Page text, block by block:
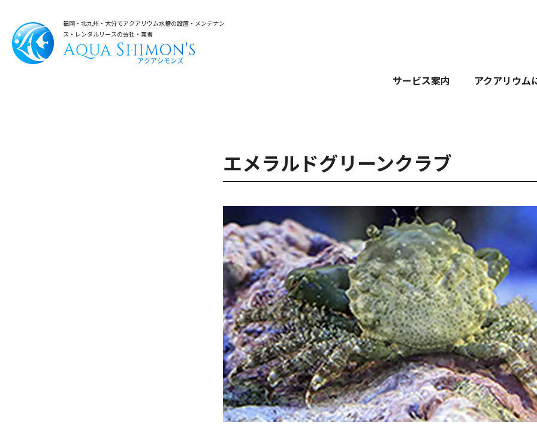
福岡・北九州・大分でアクアリウム水槽の設置・メンテナン
ス・レンタルリースの会社・業者
サービス案内 アクアリウム
エメラルドグリーンクラブ